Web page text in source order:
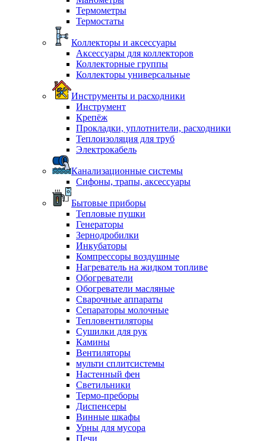
Термометры
Термостаты
Коллекторы и аксессуары
Аксессуары для коллекторов
Коллекторные группы
Коллекторы универсальные
Инструменты и расходники
Инструмент
Крепёж
Прокладки, уплотнители, расходники
Теплоизоляция для труб
Электрокабель
Канализационные системы
Сифоны, трапы, аксессуары
Бытовые приборы
Тепловые пушки
Генераторы
Зернодробилки
Инкубаторы
Компрессоры воздушные
Нагреватель на жидком топливе
Обогреватели
Обогреватели масляные
Сварочные аппараты
Сепараторы молочные
Тепловентиляторы
Сушилки для рук
Камины
Вентиляторы
мульти сплитсистемы
Настенный фен
Светильники
Термо-преборы
Диспенсеры
Винные шкафы
Урны для мусора
Печи